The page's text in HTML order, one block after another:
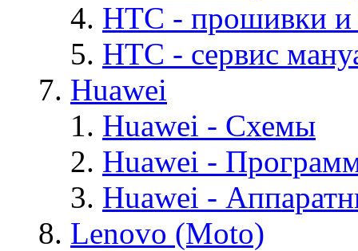
HTC - прошивки
HTC - cервис
Huawei
Huawei - Cхемы
Huawei -
Huawei -
Lenovo (Moto)